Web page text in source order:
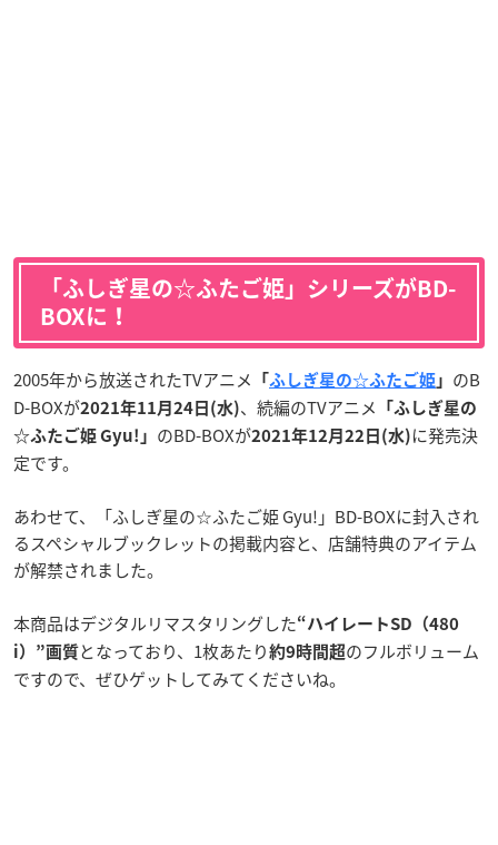
「ふしぎ星の☆ふたご姫」シリーズがBD-
BOXに！
2005年から放送されたTVアニメ 「 ふしぎ星の☆ふたご姫 」 のB
D-BOXが2021年11月24日(水)、続編のTVアニメ
「ふしぎ星の
☆ふたご姫 Gyu!」 のBD-BOXが2021年12月22日(水) に発売決
定です。
あわせて、「ふしぎ星の☆ふたご姫 Gyu!」BD-BOXに封入され
るスペシャルブックレットの掲載内容と、店舗特典のアイテム
が解禁されました。
本商品はデジタルリマスタリングした“ハイレートSD（480
i）”画質となっており、1枚あたり 約9時間超のフルボリューム
ですので、ぜひゲットしてみてくださいね。